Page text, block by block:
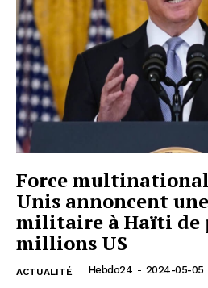
Force
Unis annoncent
militaire à Haïti de
millions US
ACTUALITÉ Hebdo24 - 2024-05-05